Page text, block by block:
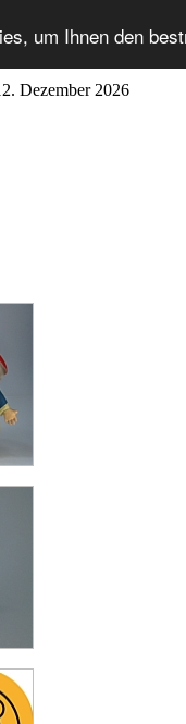
um Ihnen den
Dezember 2026